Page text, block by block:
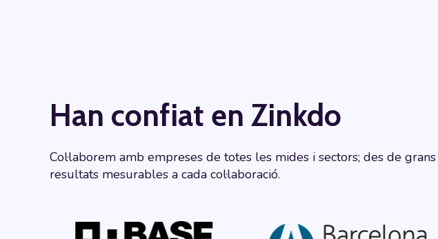
Han confiat en Zinkdo
Col·laborem amb empreses de totes les mides i sectors; des de
resultats mesurables a cada col·laboració.